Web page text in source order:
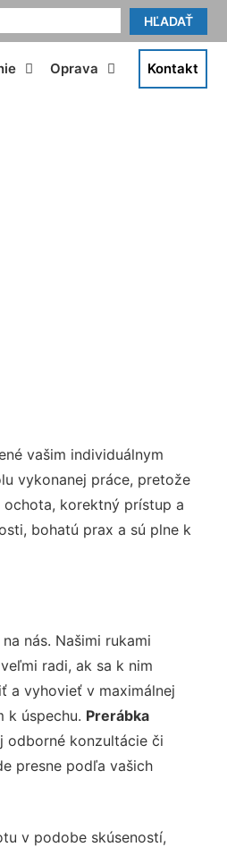
HĽADAŤ
Oprava Kontakt
vašim individuálnym
vykonanej práce, pretože
korektný prístup a
bohatú prax a sú plne k
nás. Našimi rukami
radi, ak sa k nim
a vyhovieť v maximálnej
k úspechu. Prerábka
odborné konzultácie či
presne podľa vašich
v podobe skúseností,